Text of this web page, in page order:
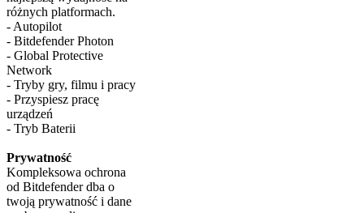
różnych platformach.
- Autopilot
- Bitdefender Photon
- Global Protective
Network
- Tryby gry, filmu i pracy
- Przyspiesz pracę
urządzeń
- Tryb Baterii
Prywatność
Kompleksowa ochrona
od Bitdefender dba o
twoją prywatność i dane